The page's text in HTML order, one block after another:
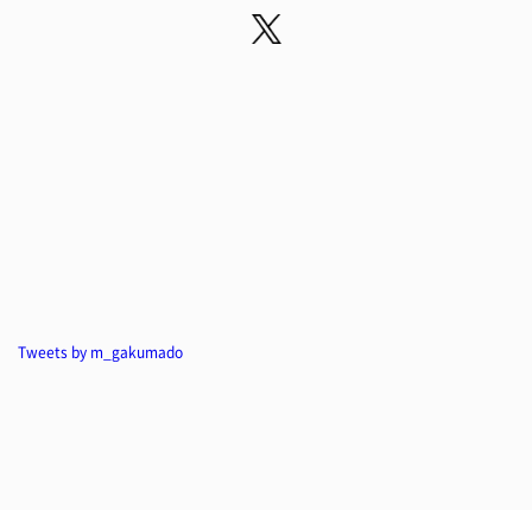
Tweets by m_gakumado